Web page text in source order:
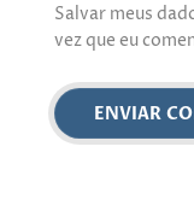
Salvar meus
vez que eu